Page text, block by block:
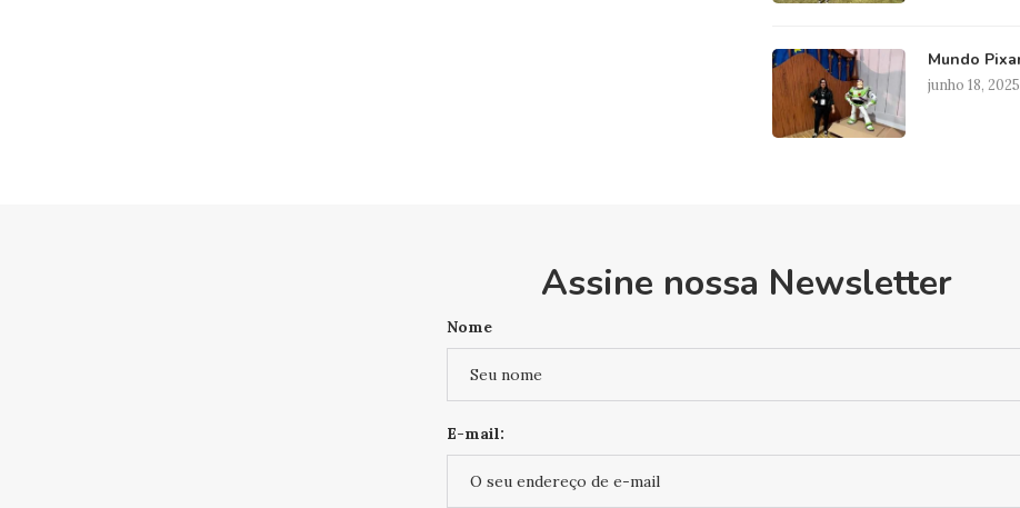
Mundo
junho 18, 2025
Assine nossa Newsletter
Nome
E-mail: